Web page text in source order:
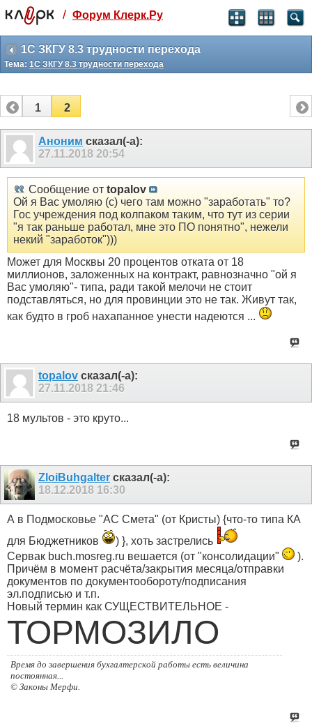
Святые угодники, Клерк без рекламы
прекрасен:)
месяц
3 месяца
259 ₽
-10%
полгода
499 ₽
-15%
/ Форум Клерк.Ру
1С ЗКГУ 8.3 трудности перехода
Тема: 1С ЗКГУ 8.3 трудности перехода
1 2
Аноним сказал(-а):
27.11.2018 20:54
Сообщение от topalov
Ой я Вас умоляю (с) чего там можно "заработать" то?
Гос учреждения под колпаком таким, что тут из серии
"я так раньше работал, мне это ПО понятно", нежели
некий "заработок")))
Может для Москвы 20 процентов отката от 18
миллионов, заложенных на контракт, равнозначно "ой я
Вас умоляю"- типа, ради такой мелочи не стоит
подставляться, но для провинции это не так. Живут так,
как будто в гроб нахапанное унести надеются ...
topalov сказал(-а):
27.11.2018 21:46
18 мультов - это круто...
ZloiBuhgalter сказал(-а):
18.12.2018 16:30
А в Подмоcковье "АС Смета" (от Кристы) {что-то типа КА
для Бюджетников
) }, хоть застрелись
Сервак buch.mosreg.ru вешается (от "консолидации"
).
Причём в момент расчёта/закрытия месяца/отправки
документов по документообороту/подписания
эл.подписью и т.п.
Новый термин как СУЩЕСТВИТЕЛЬНОЕ -
ТОРМОЗИЛО
Время до завершения бухгалтерской работы есть величина
постоянная...
© Законы Мерфи.